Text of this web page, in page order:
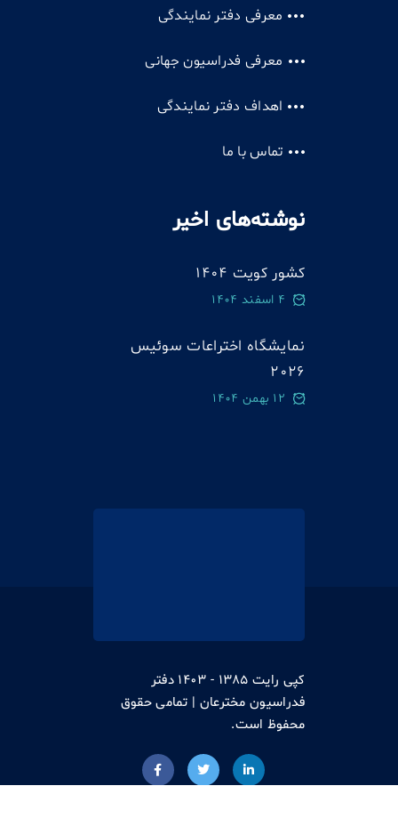
معرفی دفتر نمایندگی
معرفی فدراسیون جهانی
اهداف دفتر نمایندگی
تماس با ما
نوشته‌های اخیر
کشور کویت 1404
4 اسفند 1404
نمایشگاه اختراعات سوئيس
2026
12 بهمن 1404
کپی رایت 1385 - 1403 دفتر
فدراسیون مخترعان | تمامی حقوق
محفوظ است.